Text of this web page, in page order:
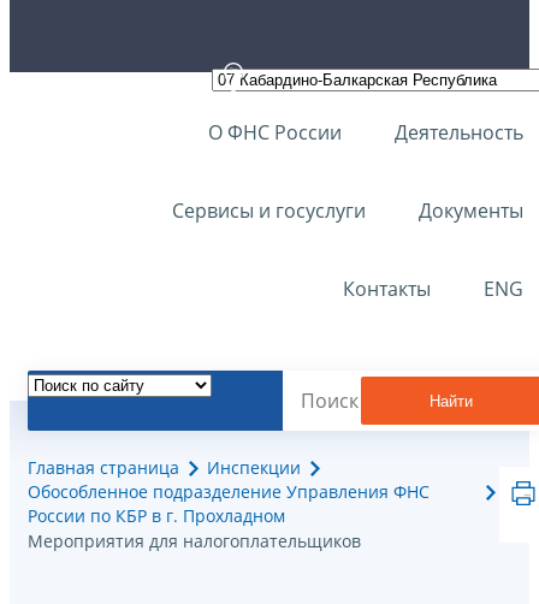
О ФНС России Деятельность
Сервисы и госуслуги Документы
Контакты ENG
Найти
Главная страница
Инспекции
Обособленное подразделение Управления ФНС
России по КБР в г. Прохладном
Мероприятия для налогоплательщиков